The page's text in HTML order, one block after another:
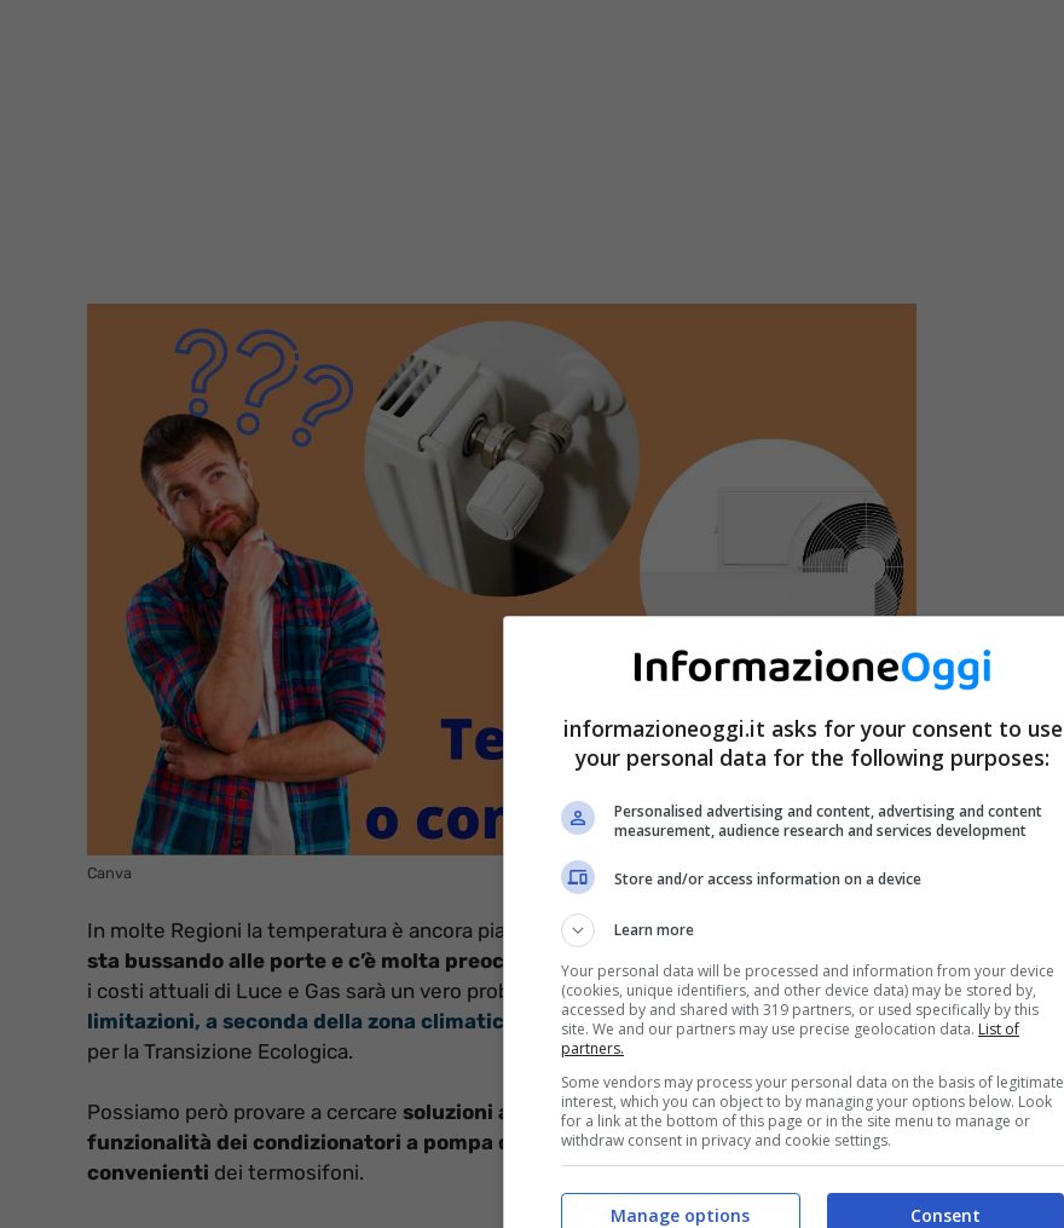
Canva
In molte Regioni la temperatura è ancora piacevole, a causa del fenomeno dell’ottobrata. Ma
sta bussando alle porte e c’è molta preoccupazione
. Infatti dovremo scaldare le nostre case e con
i costi attuali di Luce e Gas sarà un vero problema. Non dimentichiamoci, poi, cheavremo delle
limitazioni, a seconda della zona climatica in cui viviamo, a seguito della decisione del Ministero
per la Transizione Ecologica.
Possiamo però provare a cercare soluzioni alternative. In questo articolo descriviamo la
funzionalità dei condizionatori a pompa di calore. In alcuni casi, infatti, potrebbero risultare
convenienti dei termosifoni.
informazioneoggi.it asks for your consent to use
your personal data for the following purposes:
Personalised advertising and content, advertising and content
measurement, audience research and services development
Store and/or access information on a device
Learn more
Your personal data will be processed and information from your device
(cookies, unique identifiers, and other device data) may be stored by,
accessed by and shared with 319 partners, or used specifically by this
site. We and our partners may use precise geolocation data. List of
partners.
Some vendors may process your personal data on the basis of legitimate
interest, which you can object to by managing your options below. Look
for a link at the bottom of this page or in the site menu to manage or
withdraw consent in privacy and cookie settings.
Consent
Manage options